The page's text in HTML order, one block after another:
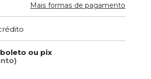
Mais formas de pagamento
ou pix